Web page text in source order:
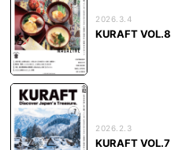
2026.3.4
KURAFT VOL.8
2026.2.3
KURAFT VOL.7